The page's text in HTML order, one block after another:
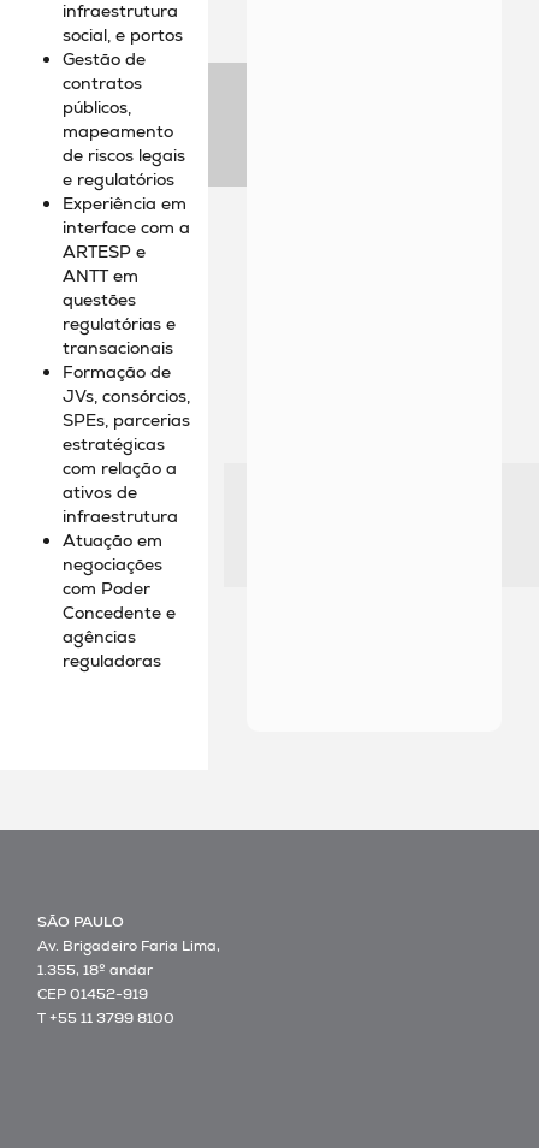
infraestrutura
social, e portos
Gestão de
contratos
públicos,
mapeamento
de riscos legais
e regulatórios
Experiência em
interface com a
ARTESP e
ANTT em
questões
regulatórias e
transacionais
Formação de
JVs, consórcios,
SPEs, parcerias
estratégicas
com relação a
ativos de
infraestrutura
Atuação em
negociações
com Poder
Concedente e
agências
reguladoras
SÃO PAULO
Av. Brigadeiro Faria Lima,
1.355, 18º andar
CEP 01452-919
T +55 11 3799 8100